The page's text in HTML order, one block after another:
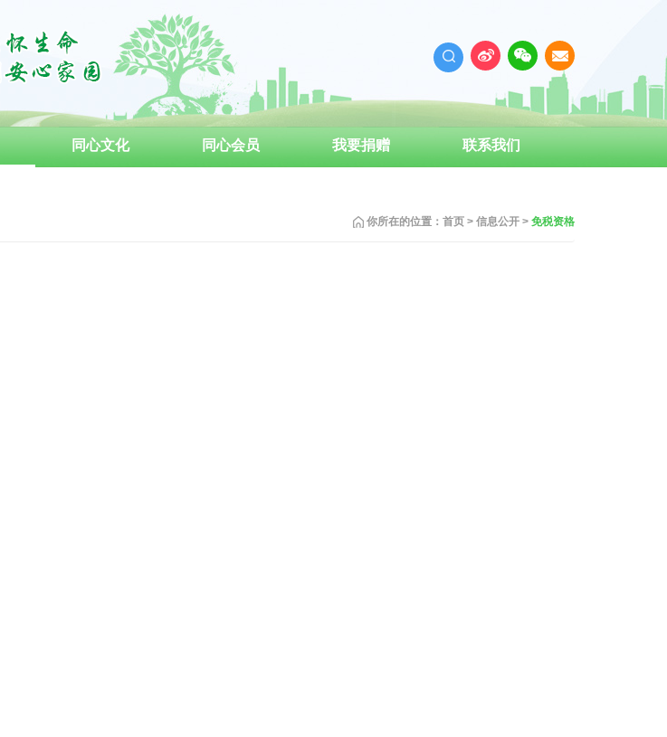
同心文化 同心会员 我要捐赠 联系我们
你所在的位置： 首页 > 信息公开 > 免税资格